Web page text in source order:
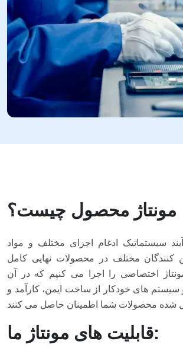
مونتاژ محصول چیست؟
سیستماتیک ادغام اجزای مختلف و مواد
کنندگان مختلف در محصولات نهایی کامل
اختصاصی را اجرا می کنیم که در آن
های خودکار از ساخت ایمن، کارآمد و
قابلیت های مونتاژ ما: